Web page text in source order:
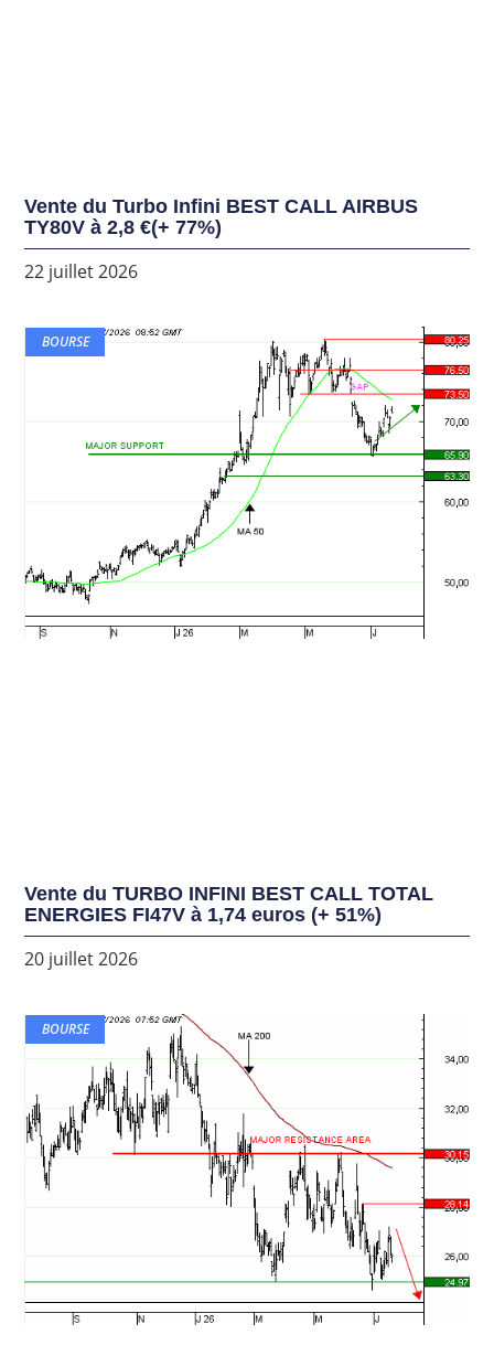
Vente du Turbo Infini BEST CALL AIRBUS
TY80V à 2,8 €(+ 77%)
22 juillet 2026
BOURSE
Vente du TURBO INFINI BEST CALL TOTAL
ENERGIES FI47V à 1,74 euros (+ 51%)
20 juillet 2026
BOURSE